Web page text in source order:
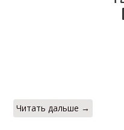
Читать дальше →